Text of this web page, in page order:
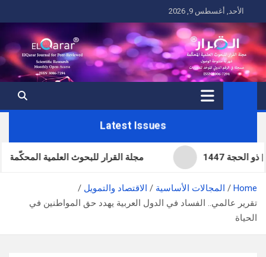
to
content
الأحد, أغسطس 9, 2026
Latest Issues
مجلة القرار للبحوث العلمية المحكّمة |
Home المجالات الأساسية
الاقتصاد والتمويل
تقرير عالمي.. الفساد في الدول العربية يهدد حق المواطنين في
الحياة